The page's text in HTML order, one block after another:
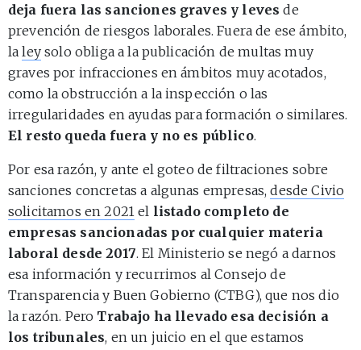
deja fuera las sanciones graves y leves de
prevención de riesgos laborales. Fuera de ese ámbito,
laleysolo obliga a la publicación de multas muy
graves por infracciones en ámbitos muy acotados,
como la obstrucción a la inspección o las
irregularidades en ayudas para formación o similares.
El resto queda fuera y no es público.
Por esa razón, y ante el goteo de filtraciones sobre
sanciones concretas a algunas empresas,desde Civio
solicitamos en 2021 el listado completo de
empresas sancionadas por cualquier materia
laboral desde 2017. El Ministerio se negó a darnos
esa información y recurrimos al Consejo de
Transparencia y Buen Gobierno (CTBG), que nos dio
la razón. Pero Trabajo ha llevado esa decisión a
los tribunales, en un juicio en el que estamos